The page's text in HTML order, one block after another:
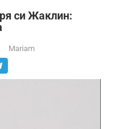
си Жаклин:
Mariam